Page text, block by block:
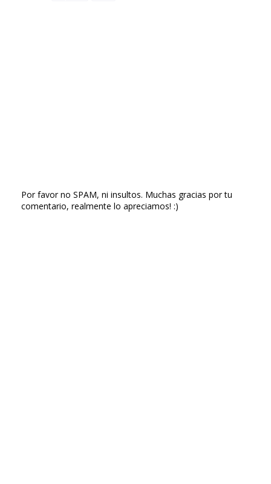
Por favor no SPAM, ni insultos. Muchas gracias por tu
comentario, realmente lo apreciamos! :)